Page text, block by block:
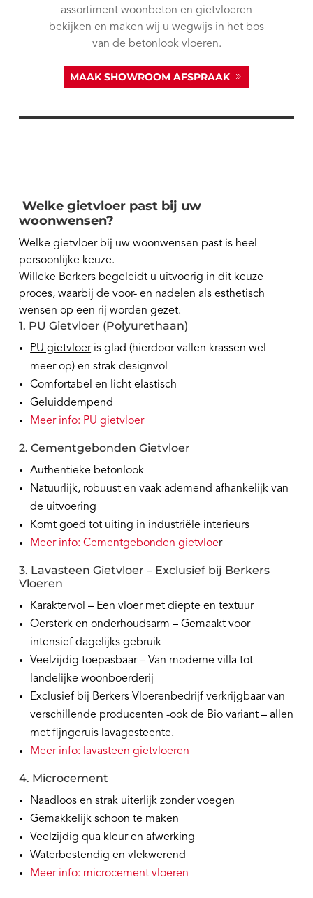
assortiment woonbeton en gietvloeren
bekijken en maken wij u wegwijs in het bos
van de betonlook vloeren.
MAAK SHOWROOM AFSPRAAK
Welke gietvloer past bij uw
woonwensen?
Welke gietvloer bij uw woonwensen past is heel
persoonlijke keuze.
Willeke Berkers begeleidt u uitvoerig in dit keuze
proces, waarbij de voor- en nadelen als esthetisch
wensen op een rij worden gezet.
1. PU Gietvloer (Polyurethaan)
PU gietvloeris glad (hierdoor vallen krassen wel
meer op) en strak designvol
Comfortabel en licht elastisch
Geluiddempend
Meer info: PU gietvloer
2. Cementgebonden Gietvloer
Authentieke betonlook
Natuurlijk, robuust en vaak ademend afhankelijk van
de uitvoering
Komt goed tot uiting in industriële interieurs
Meer info: Cementgebonden gietvloer
3. Lavasteen Gietvloer – Exclusief bij Berkers
Vloeren
Karaktervol – Een vloer met diepte en textuur
Oersterk en onderhoudsarm – Gemaakt voor
intensief dagelijks gebruik
Veelzijdig toepasbaar – Van moderne villa tot
landelijke woonboerderij
Exclusief bij Berkers Vloerenbedrijf verkrijgbaar van
verschillende producenten -ook de Bio variant – allen
met fijngeruis lavagesteente.
Meer info: lavasteen gietvloeren
4. Microcement
Naadloos en strak uiterlijk zonder voegen
Gemakkelijk schoon te maken
Veelzijdig qua kleur en afwerking
Waterbestendig en vlekwerend
Meer info: microcement vloeren